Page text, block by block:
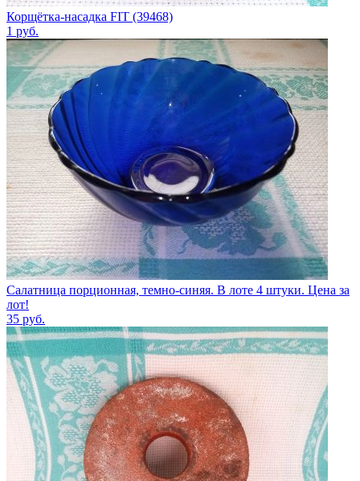
Корщётка-насадка FIT (39468)
1 руб.
Салатница порционная, темно-синяя. В лоте 4 штуки. Цена за
лот!
35 руб.